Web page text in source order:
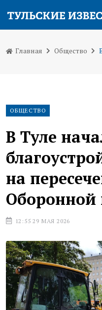
Главная Общество
ОБЩЕСТВО
В Туле
на
Оборонной
12:55 29 МАЯ 2026